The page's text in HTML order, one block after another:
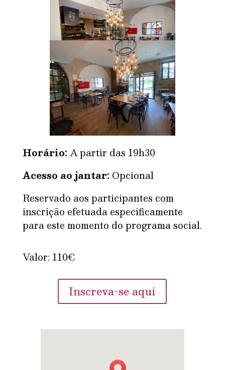
Horário:A partir das 19h30
Acesso ao jantar: Opcional
Reservado aos participantes com
inscrição efetuada especificamente
para este momento do programa social.
Valor: 110€
Inscreva-se aqui